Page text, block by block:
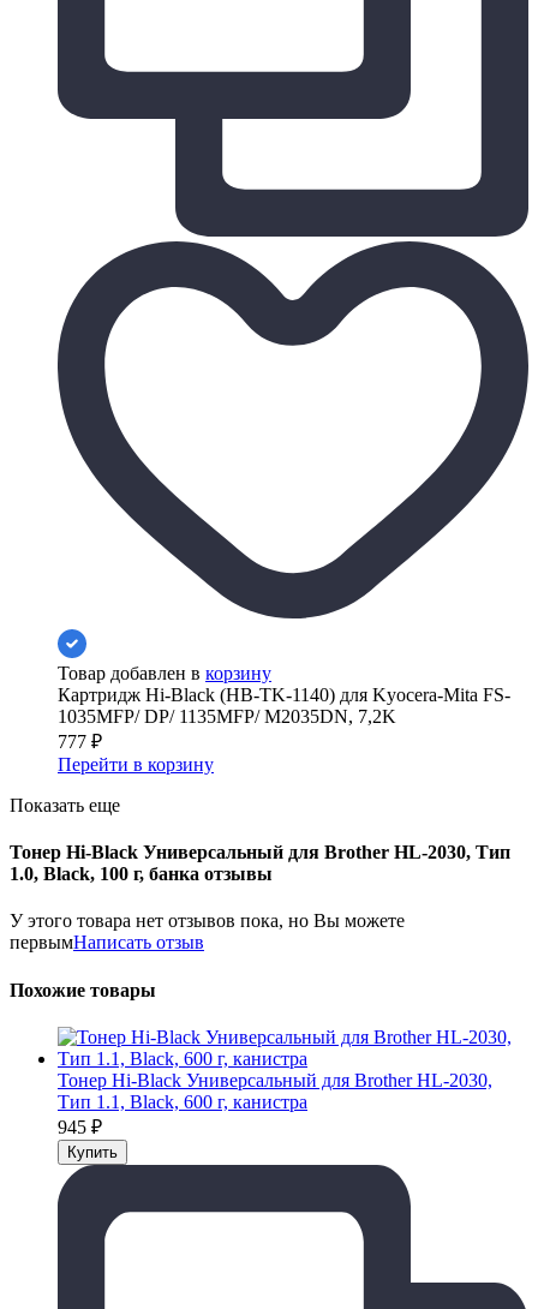
Товар добавлен в корзину
Картридж Hi-Black (HB-TK-1140) для Kyocera-Mita FS-
1035MFP/ DP/ 1135MFP/ M2035DN, 7,2K
777 ₽
Перейти в корзину
Показать еще
Тонер Hi-Black Универсальный для Brother HL-2030, Тип
1.0, Black, 100 г, банка отзывы
У этого товара нет отзывов пока, но Вы можете
первымНаписать отзыв
Похожие товары
Тонер Hi-Black Универсальный для Brother HL-2030,
Тип 1.1, Black, 600 г, канистра
945 ₽